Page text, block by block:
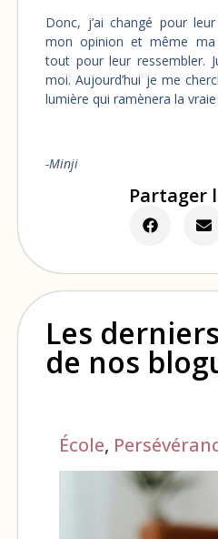
Donc, j’ai changé pour
mon opinion et même ma
tout pour leur ressembler.
moi. Aujourd’hui je me
lumière qui ramènera la
-Minji
Partager
Les
de nos
École,